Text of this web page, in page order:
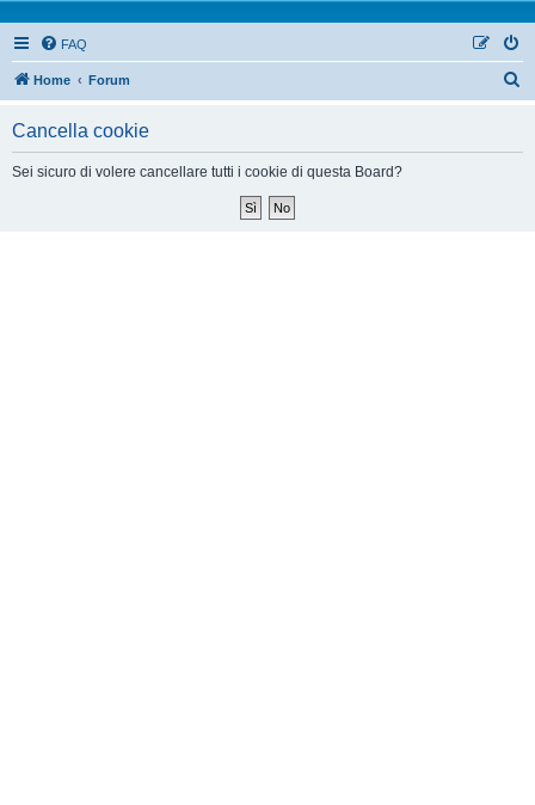
FAQ
Home Forum
Cancella cookie
Sei sicuro di volere cancellare tutti i cookie di questa Board?